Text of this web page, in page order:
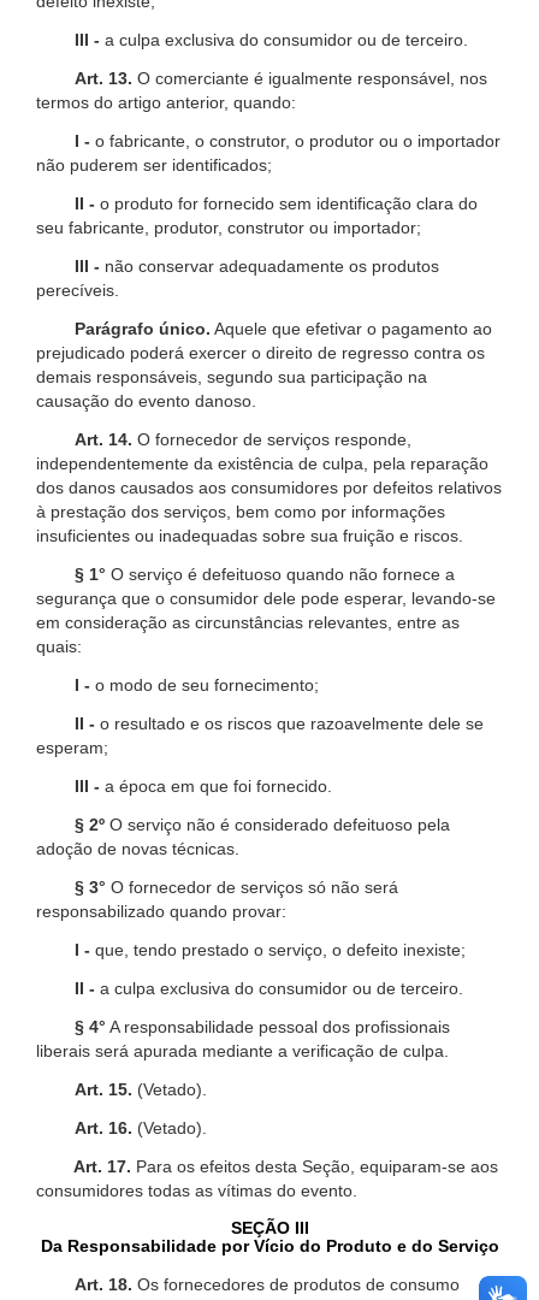
III - a culpa exclusiva do consumidor ou de terceiro.
Art. 13. O comerciante é igualmente responsável, nos
termos do artigo anterior, quando:
I - o fabricante, o construtor, o produtor ou o importador
não puderem ser identificados;
II - o produto for fornecido sem identificação clara do
seu fabricante, produtor, construtor ou importador;
III - não conservar adequadamente os produtos
perecíveis.
Parágrafo único. Aquele que efetivar o pagamento ao
prejudicado poderá exercer o direito de regresso contra os
demais responsáveis, segundo sua participação na
causação do evento danoso.
Art. 14. O fornecedor de serviços responde,
independentemente da existência de culpa, pela reparação
dos danos causados aos consumidores por defeitos relativos
à prestação dos serviços, bem como por informações
insuficientes ou inadequadas sobre sua fruição e riscos.
§ 1° O serviço é defeituoso quando não fornece a
segurança que o consumidor dele pode esperar, levando-se
em consideração as circunstâncias relevantes, entre as
quais:
I - o modo de seu fornecimento;
II - o resultado e os riscos que razoavelmente dele se
esperam;
III - a época em que foi fornecido.
§ 2º O serviço não é considerado defeituoso pela
adoção de novas técnicas.
§ 3° O fornecedor de serviços só não será
responsabilizado quando provar:
I - que, tendo prestado o serviço, o defeito inexiste;
II - a culpa exclusiva do consumidor ou de terceiro.
§ 4° A responsabilidade pessoal dos profissionais
liberais será apurada mediante a verificação de culpa.
Art. 15. (Vetado).
Art. 16. (Vetado).
Art. 17. Para os efeitos desta Seção, equiparam-se aos
consumidores todas as vítimas do evento.
SEÇÃO III
Da Responsabilidade por Vício do Produto e do Serviço
Art. 18. Os fornecedores de produtos de consumo